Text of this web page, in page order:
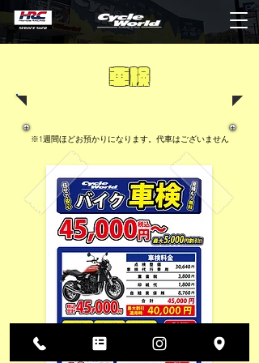
車検
※1週間ほどお預かりになります。代車はございません